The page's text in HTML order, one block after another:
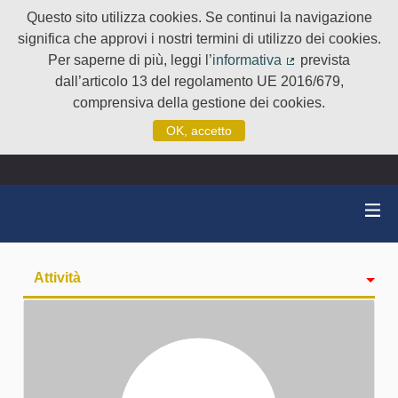
Questo sito utilizza cookies. Se continui la navigazione
significa che approvi i nostri termini di utilizzo dei cookies.
Per saperne di più, leggi l’informativa
(Collegamento
prevista
dall’articolo 13 del regolamento UE 2016/679,
comprensiva della gestione dei cookies.
OK, accetto
Attività